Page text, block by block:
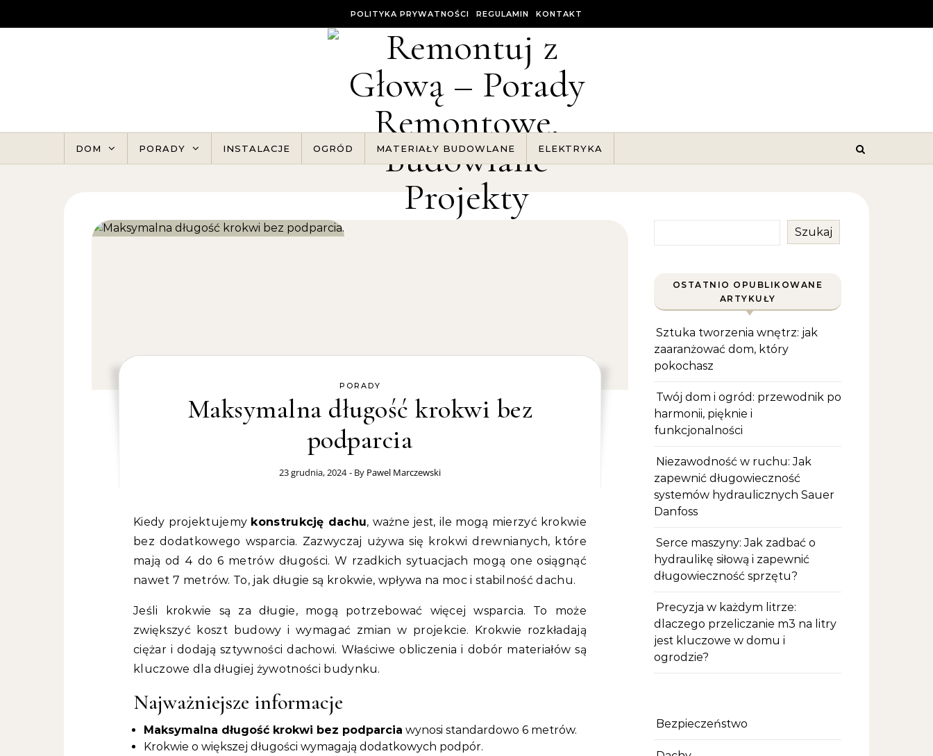
POLITYKA PRYWATNOŚCI REGULAMIN KONTAKT
DOM PORADY INSTALACJE OGRÓD MATERIAŁY BUDOWLANE ELEKTRYKA
PORADY
Maksymalna długość krokwi bez
podparcia
23 grudnia, 2024 - By Pawel Marczewski
Kiedy projektujemy konstrukcję dachu, ważne jest, ile mogą mierzyć krokwie
bez dodatkowego wsparcia. Zazwyczaj używa się krokwi drewnianych, które
mają od 4 do 6 metrów długości. W rzadkich sytuacjach mogą one osiągnąć
nawet 7 metrów. To, jak długie są krokwie, wpływa na moc i stabilność dachu.
Jeśli krokwie są za długie, mogą potrzebować więcej wsparcia. To może
zwiększyć koszt budowy i wymagać zmian w projekcie. Krokwie rozkładają
ciężar i dodają sztywności dachowi. Właściwe obliczenia i dobór materiałów są
kluczowe dla długiej żywotności budynku.
Najważniejsze informacje
Maksymalna długość krokwi bez podparcia wynosi standardowo 6 metrów.
Krokwie o większej długości wymagają dodatkowych podpór.
Szukaj
OSTATNIO OPUBLIKOWANE
ARTYKUŁY
Sztuka tworzenia wnętrz: jak
zaaranżować dom, który
pokochasz
Twój dom i ogród: przewodnik po
harmonii, pięknie i
funkcjonalności
Niezawodność w ruchu: Jak
zapewnić długowieczność
systemów hydraulicznych Sauer
Danfoss
Serce maszyny: Jak zadbać o
hydraulikę siłową i zapewnić
długowieczność sprzętu?
Precyzja w każdym litrze:
dlaczego przeliczanie m3 na litry
jest kluczowe w domu i
ogrodzie?
Bezpieczeństwo